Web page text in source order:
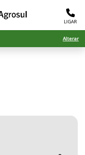
LIGAR
Alterar